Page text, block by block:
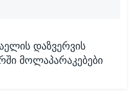
დაზვერვის
მოლაპარაკებები